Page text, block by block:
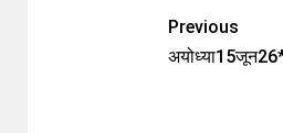
Previous